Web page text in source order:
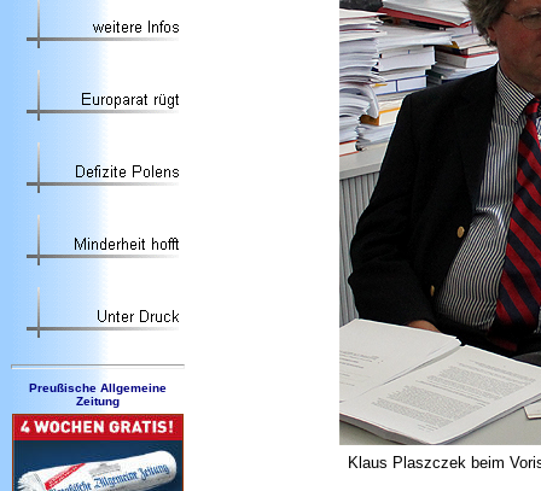
Preußische Allgemeine
Zeitung
Klaus Plaszczek beim